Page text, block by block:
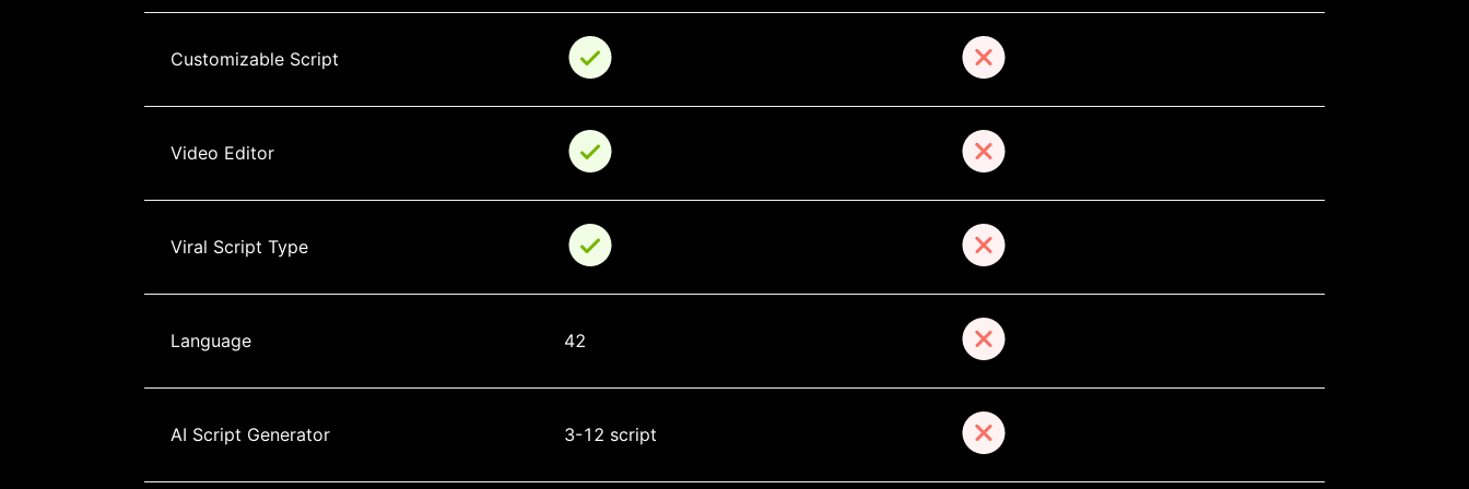
Customizable Script
Video Editor
Viral Script Type
Language 42
AI Script Generator 3-12 script